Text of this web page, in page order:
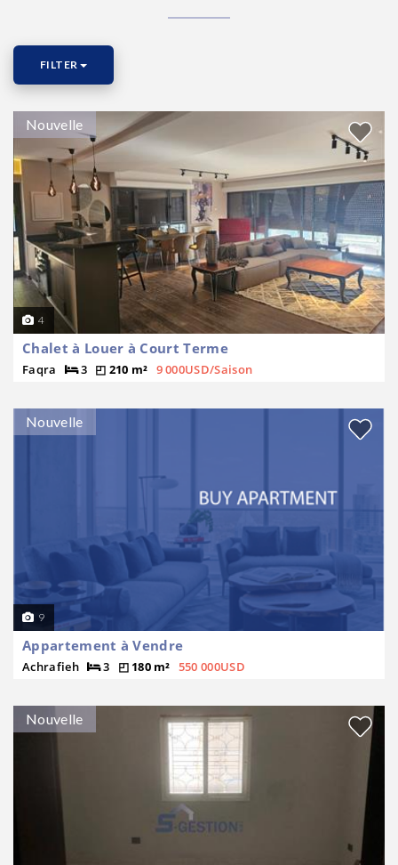
FILTER
Nouvelle
4
Chalet à Louer à Court Terme
Faqra 3 210 m² 9 000USD/Saison
Nouvelle
9
Appartement à Vendre
Achrafieh 3 180 m² 550 000USD
Nouvelle